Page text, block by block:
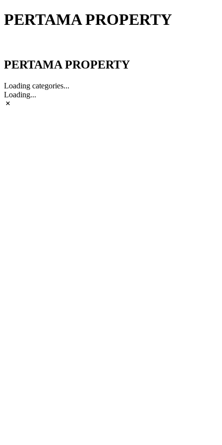
PERTAMA PROPERTY
PERTAMA PROPERTY
Loading categories...
Loading...